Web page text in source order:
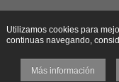
Utilizamos cookies para
continuas navegando,
Más información